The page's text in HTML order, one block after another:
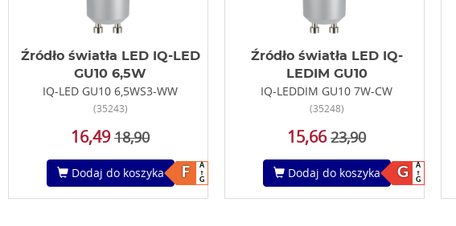
F
A
G
Źródło światła LED IQ-LED
GU10 6,5W
IQ-LED GU10 6,5WS3-WW
(35243)
16,49 18,90
Dodaj do koszyka G
A
G
Źródło światła LED IQ-
LEDIM GU10
IQ-LEDDIM GU10 7W-CW
(35248)
15,66 23,90
Dodaj do koszyka